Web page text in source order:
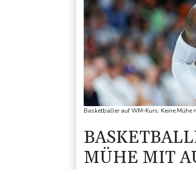
Basketballer auf WM-Kurs: Keine
MÜHE MIT